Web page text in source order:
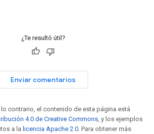
¿Te resultó útil?
Enviar comentarios
contrario, el contenido de esta página está
4.0 de Creative Commons , y los ejemplos
a la licencia Apache 2.0 . Para obtener más